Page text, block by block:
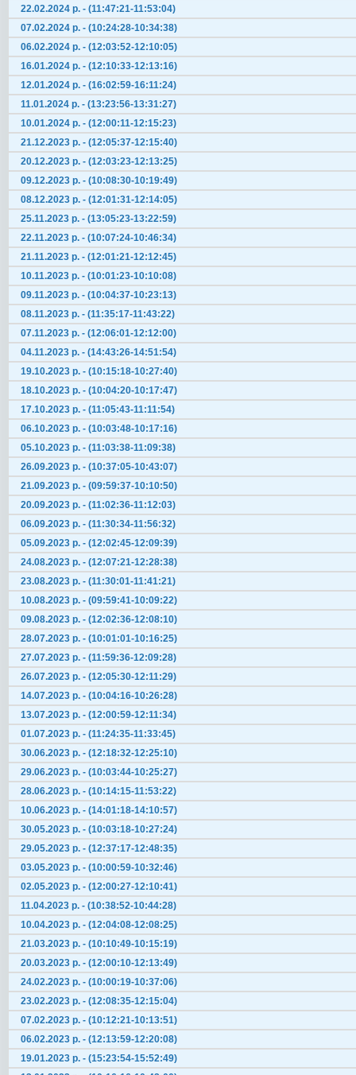
22.02.2024 р. - (11:47:21-11:53:04)
07.02.2024 р. - (10:24:28-10:34:38)
06.02.2024 р. - (12:03:52-12:10:05)
16.01.2024 р. - (12:10:33-12:13:16)
12.01.2024 р. - (16:02:59-16:11:24)
11.01.2024 р. - (13:23:56-13:31:27)
10.01.2024 р. - (12:00:11-12:15:23)
21.12.2023 р. - (12:05:37-12:15:40)
20.12.2023 р. - (12:03:23-12:13:25)
09.12.2023 р. - (10:08:30-10:19:49)
08.12.2023 р. - (12:01:31-12:14:05)
25.11.2023 р. - (13:05:23-13:22:59)
22.11.2023 р. - (10:07:24-10:46:34)
21.11.2023 р. - (12:01:21-12:12:45)
10.11.2023 р. - (10:01:23-10:10:08)
09.11.2023 р. - (10:04:37-10:23:13)
08.11.2023 р. - (11:35:17-11:43:22)
07.11.2023 р. - (12:06:01-12:12:00)
04.11.2023 р. - (14:43:26-14:51:54)
19.10.2023 р. - (10:15:18-10:27:40)
18.10.2023 р. - (10:04:20-10:17:47)
17.10.2023 р. - (11:05:43-11:11:54)
06.10.2023 р. - (10:03:48-10:17:16)
05.10.2023 р. - (11:03:38-11:09:38)
26.09.2023 р. - (10:37:05-10:43:07)
21.09.2023 р. - (09:59:37-10:10:50)
20.09.2023 р. - (11:02:36-11:12:03)
06.09.2023 р. - (11:30:34-11:56:32)
05.09.2023 р. - (12:02:45-12:09:39)
24.08.2023 р. - (12:07:21-12:28:38)
23.08.2023 р. - (11:30:01-11:41:21)
10.08.2023 р. - (09:59:41-10:09:22)
09.08.2023 р. - (12:02:36-12:08:10)
28.07.2023 р. - (10:01:01-10:16:25)
27.07.2023 р. - (11:59:36-12:09:28)
26.07.2023 р. - (12:05:30-12:11:29)
14.07.2023 р. - (10:04:16-10:26:28)
13.07.2023 р. - (12:00:59-12:11:34)
01.07.2023 р. - (11:24:35-11:33:45)
30.06.2023 р. - (12:18:32-12:25:10)
29.06.2023 р. - (10:03:44-10:25:27)
28.06.2023 р. - (10:14:15-11:53:22)
10.06.2023 р. - (14:01:18-14:10:57)
30.05.2023 р. - (10:03:18-10:27:24)
29.05.2023 р. - (12:37:17-12:48:35)
03.05.2023 р. - (10:00:59-10:32:46)
02.05.2023 р. - (12:00:27-12:10:41)
11.04.2023 р. - (10:38:52-10:44:28)
10.04.2023 р. - (12:04:08-12:08:25)
21.03.2023 р. - (10:10:49-10:15:19)
20.03.2023 р. - (12:00:10-12:13:49)
24.02.2023 р. - (10:00:19-10:37:06)
23.02.2023 р. - (12:08:35-12:15:04)
07.02.2023 р. - (10:12:21-10:13:51)
06.02.2023 р. - (12:13:59-12:20:08)
19.01.2023 р. - (15:23:54-15:52:49)